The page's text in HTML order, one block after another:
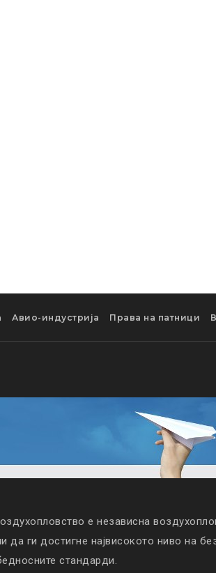
Авио-индустрија Права на патници
е независна
да ги достигне највисокото ниво на
стандарди.